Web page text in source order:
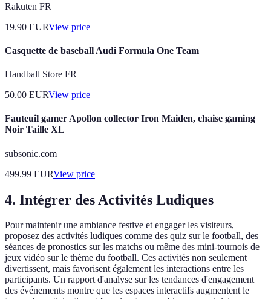
Rakuten FR
19.90 EURView price
Casquette de baseball Audi Formula One Team
Handball Store FR
50.00 EURView price
Fauteuil gamer Apollon collector Iron Maiden, chaise gaming
Noir Taille XL
subsonic.com
499.99 EURView price
4. Intégrer des Activités Ludiques
Pour maintenir une ambiance festive et engager les visiteurs,
proposez des activités ludiques comme des quiz sur le football, des
séances de pronostics sur les matchs ou même des mini-tournois de
jeux vidéo sur le thème du football. Ces activités non seulement
divertissent, mais favorisent également les interactions entre les
participants. Un rapport d'analyse sur les tendances d'engagement
des événements montre que les espaces interactifs augmentent le